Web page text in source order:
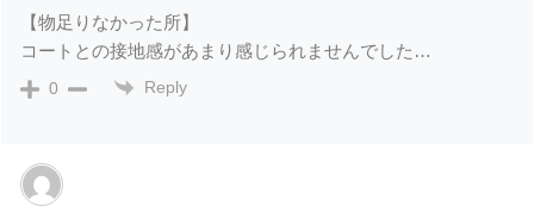
【物足りなかった所】
コートとの接地感があまり感じられませんでした…
0 Reply